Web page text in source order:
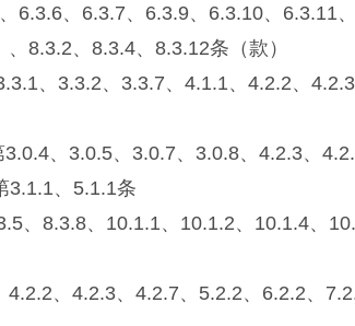
、6.3.7、6.3.9、6.3.10、6.3.11
8.3.2、8.3.4、8.3.12条（款）
3.3.2、3.3.7、4.1.1、4.2.2、4.2.3
、3.0.5、3.0.7、3.0.8、4.2.3、
、5.1.1条
8.3.8、10.1.1、10.1.2、10.1.4、
、4.2.3、4.2.7、5.2.2、6.2.2、